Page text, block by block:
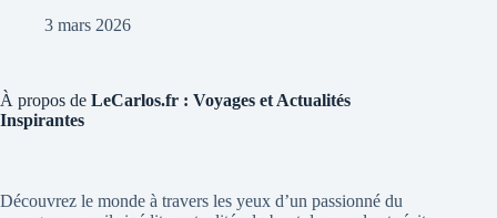
3 mars 2026
À propos de LeCarlos.fr : Voyages et Actualités
Inspirantes
Découvrez le monde à travers les yeux d’un passionné du